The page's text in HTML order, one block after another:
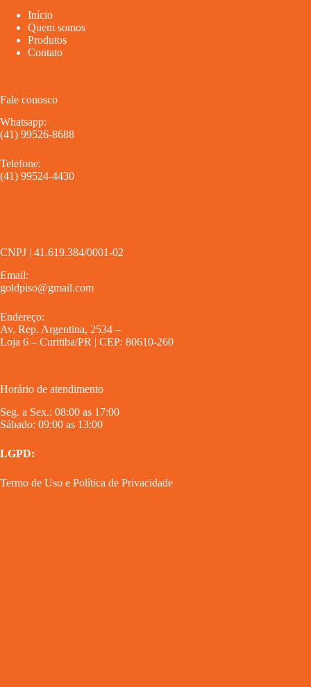
Início
Quem somos
Produtos
Contato
Fale conosco
Whatsapp:
(41) 99526-8688
Telefone:
(41) 99524-4430
CNPJ | 41.619.384/0001-02
Email:
goldpiso@gmail.com
Endereço:
Av. Rep. Argentina, 2534 –
Loja 6 – Curitiba/PR | CEP: 80610-260
Horário de atendimento
Seg. a Sex.: 08:00 as 17:00
Sábado: 09:00 as 13:00
LGPD:
Termo de Uso e Política de Privacidade